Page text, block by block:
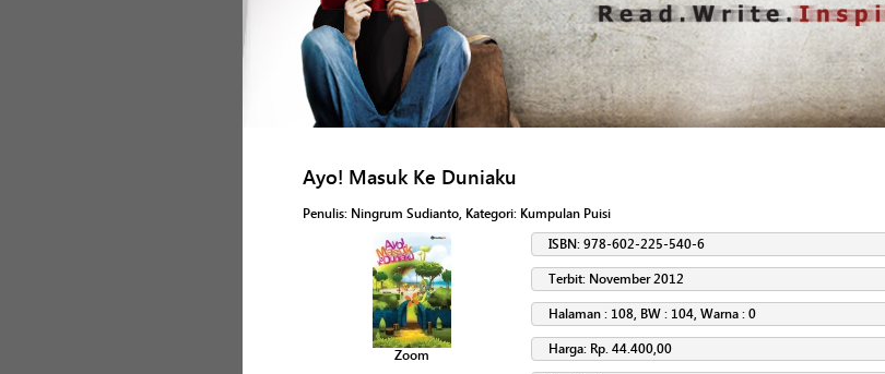
Ayo! Masuk Ke Duniaku
Penulis: Ningrum Sudianto, Kategori: Kumpulan Puisi
Zoom
ISBN: 978-602-225-540-6
Terbit: November 2012
Halaman : 108, BW : 104, Warna : 0
Harga: Rp. 44.400,00